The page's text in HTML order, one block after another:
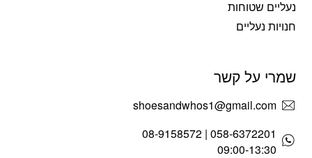
נעליים שטוחות
חנויות נעליים
שמרי על קשר
shoesandwhos1@gmail.com
058-6372201 | 08-9158572
09:00-13:30